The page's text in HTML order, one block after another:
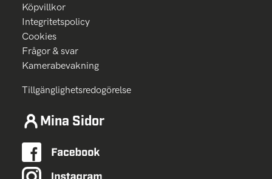
Köpvillkor
Integritetspolicy
Cookies
Frågor & svar
Kamerabevakning
Tillgänglighetsredogörelse
Mina Sidor